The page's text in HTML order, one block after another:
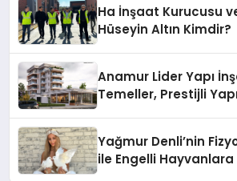
Ha İnşaat Kurucusu
Hüseyin Altın Kimdir?
Anamur Lider Yapı
Temeller, Prestijli
Yağmur Denli’nin
ile Engelli Hayvanlara